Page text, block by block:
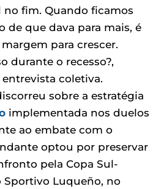
fim. Quando ficamos
de que dava para mais, é
para crescer.
durante o recesso?,
coletiva.
sobre a estratégia
implementada nos duelos
ao embate com o
optou por preservar
pela Copa Sul-
Sportivo Luqueño, no